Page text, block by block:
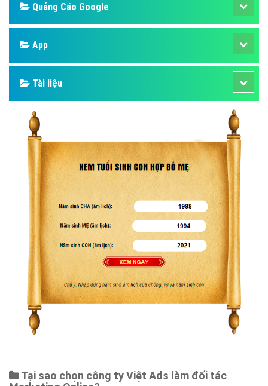
Quảng Cáo Google
App
Tài liệu
Tại sao chọn công ty Việt Ads làm đối tác